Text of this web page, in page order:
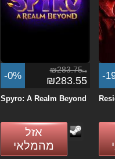
-0% ₪283.75ils
₪283.55
Spyro: A Realm Beyond
אזל
מהמלאי
-